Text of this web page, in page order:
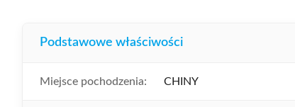
Podstawowe właściwości
Miejsce pochodzenia: CHINY